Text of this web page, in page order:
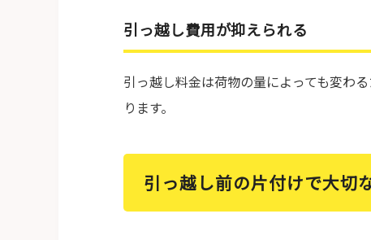
引っ越し費用が抑えられる
引っ越し料金は荷物の量によっても変わ
ります。
引っ越し前の片付けで大切